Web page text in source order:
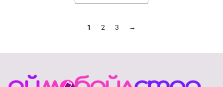
1 2 3 →